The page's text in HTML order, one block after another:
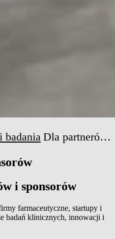
badania Dla partnerów i sponsorów
i sponsorów
farmaceutyczne, startupy i
badań klinicznych, innowacji i